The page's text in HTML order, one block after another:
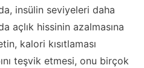
insülin seviyeleri daha
açlık hissinin azalmasına
kalori kısıtlaması
teşvik etmesi, onu birçok